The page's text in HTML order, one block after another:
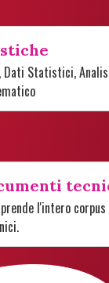
Dati Statistici,
l'intero